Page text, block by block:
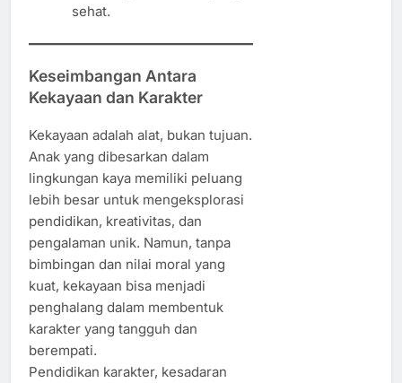
sehat.
Keseimbangan Antara
Kekayaan dan Karakter
Kekayaan adalah alat, bukan tujuan.
Anak yang dibesarkan dalam
lingkungan kaya memiliki peluang
lebih besar untuk mengeksplorasi
pendidikan, kreativitas, dan
pengalaman unik. Namun, tanpa
bimbingan dan nilai moral yang
kuat, kekayaan bisa menjadi
penghalang dalam membentuk
karakter yang tangguh dan
berempati.
Pendidikan karakter, kesadaran